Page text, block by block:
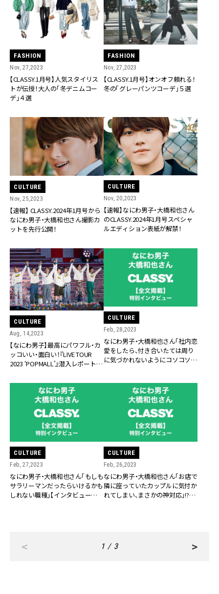
FASHION
Nov, 27,2023
【CLASSY.1月号】人気スタイリス
トが伝授！大人の「冬デニムコー
デ」４選
FASHION
Nov, 27,2023
【CLASSY.1月号】オンオフ頼れる！
冬の「グレーパンツコーデ」５選
CULTURE
Nov, 25,2023
【速報】 CLASSY.2024年1月号から
なにわ男子・大橋和也さん撮影カ
ットを先行公開！
CULTURE
Nov, 20,2023
【速報】なにわ男子・大橋和也さん
のCLASSY.2024年1月号スペシャ
ルエディション表紙が解禁！
CULTURE
Aug, 14,2023
【なにわ男子】最高にパワフル・カ
ッコいい・面白い！『LIVE TOUR
2023 ‘POPMALL’』潜入レポート
CULTURE
Feb, 28,2023
なにわ男子・大橋和也さん「社内恋
愛をしたら、付き合いたては周り
に気づかれないようにコソコソ感
CULTURE
Feb, 27,2023
なにわ男子・大橋和也さん「もしも
サラリーマンだったらいけるかも
しれない職種」【インタビュー全文
CULTURE
Feb, 26,2023
なにわ男子・大橋和也さん「お店で
隣に座っていたカップルに気付か
れてしまい、まさかの神対応」!?
< 1 / 3 >